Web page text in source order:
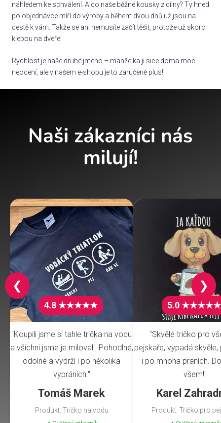
náhledem ke schválení. A co naše běžné kousky z dílny? Ty hned
po objednávce míří do výroby a během dvou dnů už jsou na
cestě k vám. Takže se ani nemusíte začít těšit, protože už skoro
klepou na dveře!
Rychlost je naše druhé jméno – manželka ji sice doma moc
neocení, ale v našem e-shopu je to zaručeně plus!
Naši zákazníci nás
milují!
4.8 ★★★★★
"Koupili jsme si tahle trička na vodu
a všichni jsme je milovali. Pohodlné,
odolné a vydrží i po několika
vypráních."
Tomáš Marek
Produkt: Tričko na vodu
5.0 ★★★★★
"Skvělé tričko pro
pejskaře, vypadá
i po mnoha praních.
všem!"
Karel
Produkt: Tričko pro
❮ ❯